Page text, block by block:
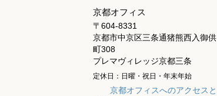
京都オフィス
〒604-8331
京都市中京区三条通猪熊西入御供
町308
プレマヴィレッジ京都三条
定休日：日曜・祝日・年末年始
京都オフィスへのアクセスと